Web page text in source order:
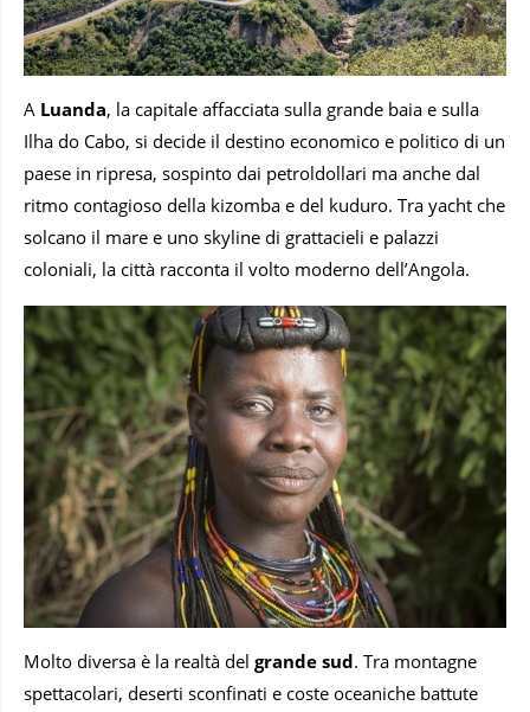
A Luanda, la capitale affacciata sulla grande baia e sulla
Ilha do Cabo, si decide il destino economico e politico di un
paese in ripresa, sospinto dai petroldollari ma anche dal
ritmo contagioso della kizomba e del kuduro. Tra yacht che
solcano il mare e uno skyline di grattacieli e palazzi
coloniali, la città racconta il volto moderno dell’Angola.
Molto diversa è la realtà del grande sud. Tra montagne
spettacolari, deserti sconfinati e coste oceaniche battute